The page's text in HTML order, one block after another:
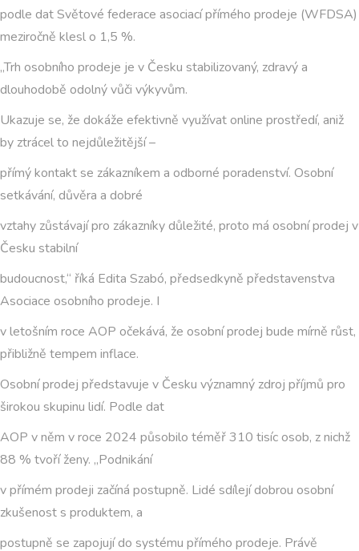
podle dat Světové federace asociací přímého prodeje (WFDSA)
meziročně klesl o 1,5 %.
„Trh osobního prodeje je v Česku stabilizovaný, zdravý a
dlouhodobě odolný vůči výkyvům.
Ukazuje se, že dokáže efektivně využívat online prostředí, aniž
by ztrácel to nejdůležitější –
přímý kontakt se zákazníkem a odborné poradenství. Osobní
setkávání, důvěra a dobré
vztahy zůstávají pro zákazníky důležité, proto má osobní prodej v
Česku stabilní
budoucnost,“ říká Edita Szabó, předsedkyně představenstva
Asociace osobního prodeje. I
v letošním roce AOP očekává, že osobní prodej bude mírně růst,
přibližně tempem inflace.
Osobní prodej představuje v Česku významný zdroj příjmů pro
širokou skupinu lidí. Podle dat
AOP v něm v roce 2024 působilo téměř 310 tisíc osob, z nichž
88 % tvoří ženy. „Podnikání
v přímém prodeji začíná postupně. Lidé sdílejí dobrou osobní
zkušenost s produktem, a
postupně se zapojují do systému přímého prodeje. Právě